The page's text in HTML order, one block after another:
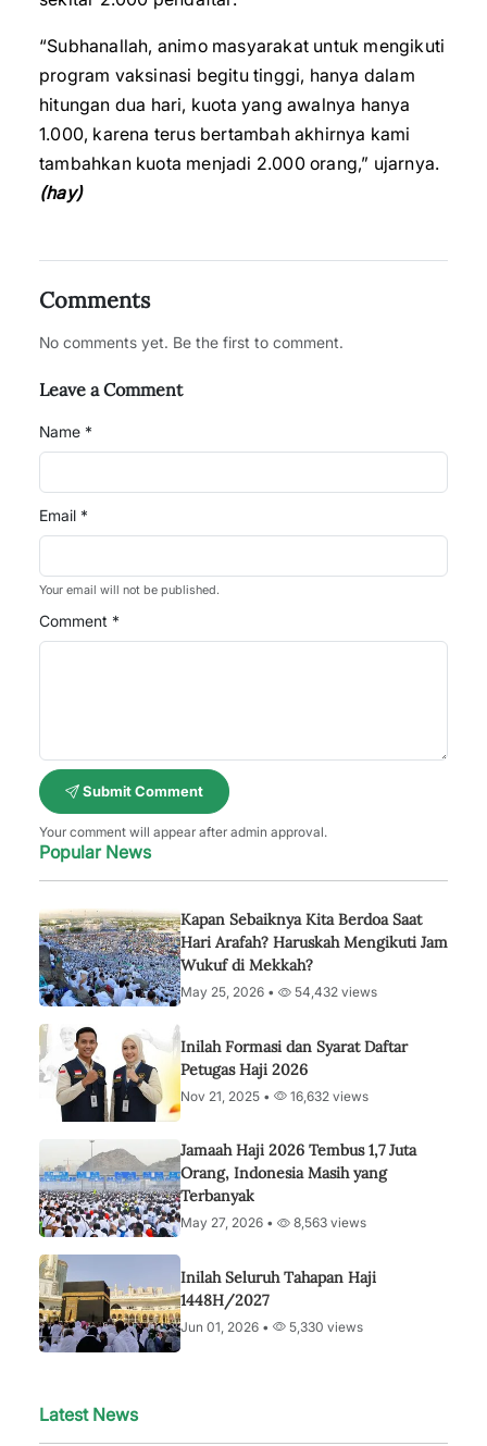
“Subhanallah, animo masyarakat untuk mengikuti
program vaksinasi begitu tinggi, hanya dalam
hitungan dua hari, kuota yang awalnya hanya
1.000, karena terus bertambah akhirnya kami
tambahkan kuota menjadi 2.000 orang,” ujarnya.
(hay)
Comments
No comments yet. Be the first to comment.
Leave a Comment
Name *
Email *
Your email will not be published.
Comment *
Submit Comment
Your comment will appear after admin approval.
Popular News
Kapan Sebaiknya Kita Berdoa Saat
Hari Arafah? Haruskah Mengikuti Jam
Wukuf di Mekkah?
May 25, 2026 • 54,432 views
Inilah Formasi dan Syarat Daftar
Petugas Haji 2026
Nov 21, 2025 • 16,632 views
Jamaah Haji 2026 Tembus 1,7 Juta
Orang, Indonesia Masih yang
Terbanyak
May 27, 2026 • 8,563 views
Inilah Seluruh Tahapan Haji
1448H/2027
Jun 01, 2026 • 5,330 views
Latest News